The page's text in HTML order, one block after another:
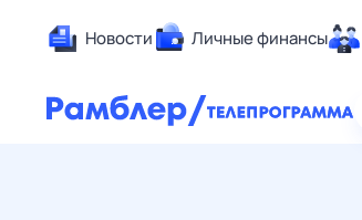
Новости Личные финансы